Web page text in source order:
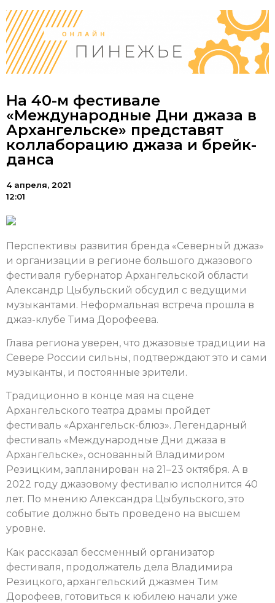
На 40-м фестивале
«Международные Дни джаза в
Архангельске» представят
коллаборацию джаза и брейк-
данса
4 апреля, 2021
12:01
Перспективы развития бренда «Северный джаз»
и организации в регионе большого джазового
фестиваля губернатор Архангельской области
Александр Цыбульский обсудил с ведущими
музыкантами. Неформальная встреча прошла в
джаз-клубе Тима Дорофеева.
Глава региона уверен, что джазовые традиции на
Севере России сильны, подтверждают это и сами
музыканты, и постоянные зрители.
Традиционно в конце мая на сцене
Архангельского театра драмы пройдет
фестиваль «Архангельск-блюз». Легендарный
фестиваль «Международные Дни джаза в
Архангельске», основанный Владимиром
Резицким, запланирован на 21–23 октября. А в
2022 году джазовому фестивалю исполнится 40
лет. По мнению Александра Цыбульского, это
событие должно быть проведено на высшем
уровне.
Как рассказал бессменный организатор
фестиваля, продолжатель дела Владимира
Резицкого, архангельский джазмен Тим
Дорофеев, готовиться к юбилею начали уже